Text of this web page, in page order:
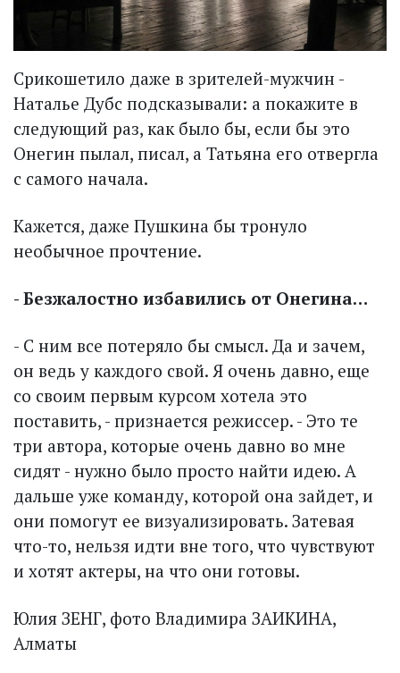
Срикошетило даже в зрителей-мужчин -
Наталье Дубс подсказывали: а покажите в
следующий раз, как было бы, если бы это
Онегин пылал, писал, а Татьяна его отвергла
с самого начала.
Кажется, даже Пушкина бы тронуло
необычное прочтение.
- Безжалостно избавились от Онегина…
- С ним все потеряло бы смысл. Да и зачем,
он ведь у каждого свой. Я очень давно, еще
со своим первым курсом хотела это
поставить, - признается режиссер. - Это те
три автора, которые очень давно во мне
сидят - нужно было просто найти идею. А
дальше уже команду, которой она зайдет, и
они помогут ее визуализировать. Затевая
что-то, нельзя идти вне того, что чувствуют
и хотят актеры, на что они готовы.
Юлия ЗЕНГ, фото Владимира ЗАИКИНА,
Алматы